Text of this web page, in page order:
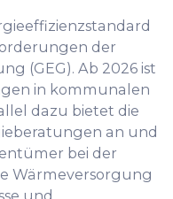
der
(GEG). Ab 2026 ist
in kommunalen
dazu bietet die
an und
bei der
Wärmeversorgung
und